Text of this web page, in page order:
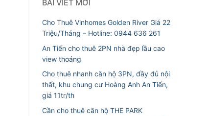
BÀI VIẾT MỚI
Cho Thuê Vinhomes Golden River Giá 22
Triệu/Tháng – Hotline: 0944 636 261
An Tiến cho thuê 2PN nhà đẹp lầu cao
view thoáng
Cho thuê nhanh căn hộ 3PN, đầy đủ nội
thất, khu chung cư Hoàng Anh An Tiến,
giá 11tr/th
Cần cho thuê căn hộ THE PARK